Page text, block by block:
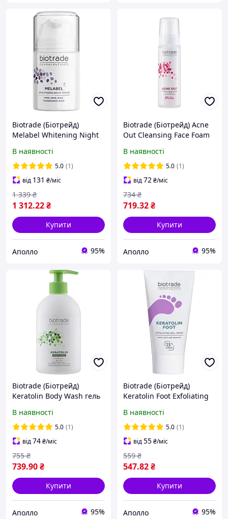
Biotrade (Біотрейд)
Melabel Whitening Night
освітлювальний крем для
обличчя зі шкірою з
гіперпігментацією, 50 мл
В наявності
5.0 (1)
від 131 ₴/міс
1 312.22₴
1 339 ₴
Купити
Аполло 95%
Biotrade (Біотрейд) Acne
Out Cleansing Face Foam
очищення комбінованої
та схильної до акне шкіри
обличчя, 150 мл
В наявності
5.0 (1)
від72₴/міс
719.32₴
734 ₴
Купити
Аполло 95%
Biotrade (Біотрейд)
Keratolin Body Wash гель
10% та молочною
кислотою, для сухої та
чутливої шкіри, 400 мл
В наявності
5.0 (1)
від74₴/міс
739.90₴
755 ₴
Купити
Аполло 95%
Biotrade (Біотрейд)
Keratolin Foot Exfoliating
відлущувальний крем для
ніг та п ят із сечовиною
25%, для пом якшення
В наявності
5.0 (1)
від55₴/міс
547.82₴
559 ₴
Купити
Аполло 95%